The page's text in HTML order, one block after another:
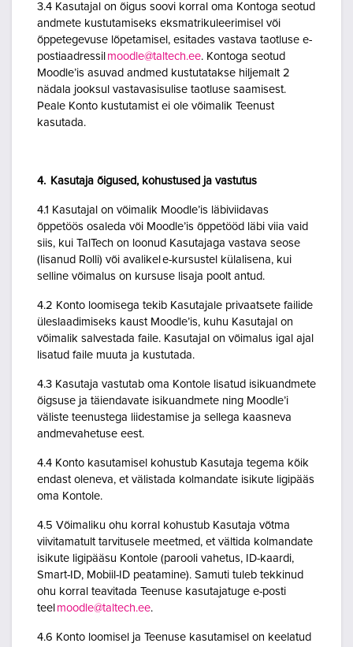
3.4 Kasutajal on õigus soovi korral oma Kontoga seotud
andmete kustutamiseks eksmatrikuleerimisel või
õppetegevuse lõpetamisel, esitades vastava taotluse e-
postiaadressil moodle@taltech.ee. Kontoga seotud
Moodle’is asuvad andmed kustutatakse hiljemalt 2
nädala jooksul vastavasisulise taotluse saamisest.
Peale Konto kustutamist ei ole võimalik Teenust
kasutada.
4. Kasutaja õigused, kohustused ja vastutus
4.1 Kasutajal on võimalik Moodle’is läbiviidavas
õppetöös osaleda või Moodle’is õppetööd läbi viia vaid
siis, kui TalTech on loonud Kasutajaga vastava seose
(lisanud Rolli) või avalikel e-kursustel külalisena, kui
selline võimalus on kursuse lisaja poolt antud.
4.2 Konto loomisega tekib Kasutajale privaatsete failide
üleslaadimiseks kaust Moodle’is, kuhu Kasutajal on
võimalik salvestada faile. Kasutajal on võimalus igal ajal
lisatud faile muuta ja kustutada.
4.3 Kasutaja vastutab oma Kontole lisatud isikuandmete
õigsuse ja täiendavate isikuandmete ning Moodle’i
väliste teenustega liidestamise ja sellega kaasneva
andmevahetuse eest.
4.4 Konto kasutamisel kohustub Kasutaja tegema kõik
endast oleneva, et välistada kolmandate isikute ligipääs
oma Kontole.
4.5 Võimaliku ohu korral kohustub Kasutaja võtma
viivitamatult tarvitusele meetmed, et vältida kolmandate
isikute ligipääsu Kontole (parooli vahetus, ID-kaardi,
Smart-ID, Mobiil-ID peatamine). Samuti tuleb tekkinud
ohu korral teavitada Teenuse kasutajatuge e-posti
teel moodle@taltech.ee.
4.6 Konto loomisel ja Teenuse kasutamisel on keelatud